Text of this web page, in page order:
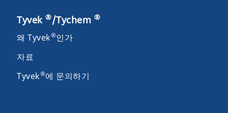
Tyvek ®/Tychem ®
왜 Tyvek®인가
자료
Tyvek®에 문의하기